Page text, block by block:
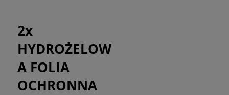
2x
HYDROŻELOW
A FOLIA
OCHRONNA